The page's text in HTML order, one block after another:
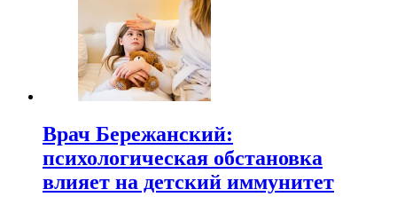
Врач Бережанский:
психологическая обстановка
влияет на детский иммунитет